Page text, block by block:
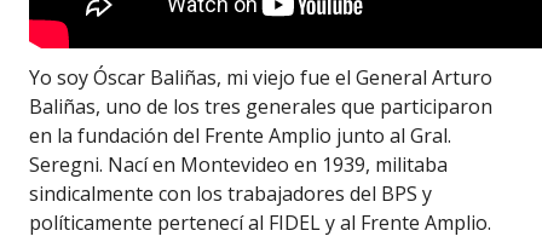
Yo soy Óscar Baliñas, mi viejo fue el General Arturo
Baliñas, uno de los tres generales que participaron
en la fundación del Frente Amplio junto al Gral.
Seregni. Nací en Montevideo en 1939, militaba
sindicalmente con los trabajadores del BPS y
políticamente pertenecí al FIDEL y al Frente Amplio.